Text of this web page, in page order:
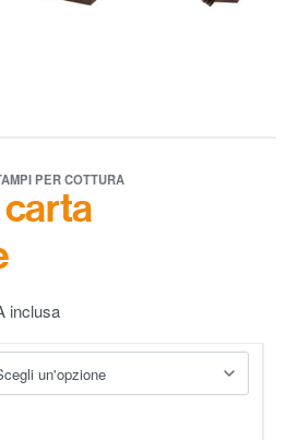
PER COTTURA
inclusa